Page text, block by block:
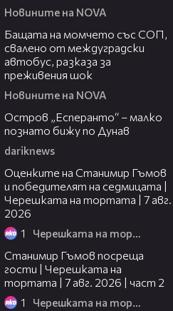
Новините на NOVA
Бащата на момчето със СОП,
свалено от междуградски
автобус, разказа за
преживения шок
Новините на NOVA
Остров „Есперанто“ – малко
познато бижу по Дунав
dariknews
Оценките на Станимир Гъмов
и победителят на седмицата |
Черешката на тортата | 7 авг.
2026
1 Черешката на тортата
Станимир Гъмов посреща
гости | Черешката на
тортата | 7 авг. 2026 | част 2
1 Черешката на тортата